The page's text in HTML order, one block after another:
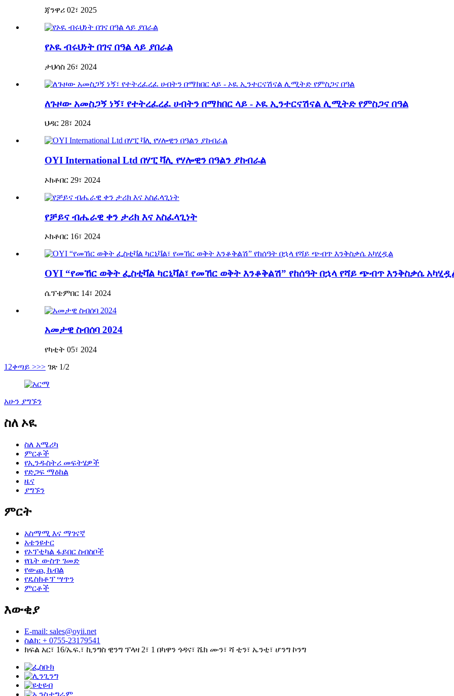
ጃንዋሪ 02፣ 2025
የኦዪ ብሩህነት በገና በዓል ላይ ያበራል
ታህሳስ 26፣ 2024
ለጉዞው አመስጋኝ ነኝ፣ የተትረፈረፈ ሀብትን በማክበር ላይ - ኦዪ ኢንተርናሽናል ሊሚትድ የምስጋና በዓል
ህዳር 28፣ 2024
OYI International Ltd በሃፒ ቫሊ የሃሎዊን በዓልን ያከብራል
ኦክቶበር 29፣ 2024
የቻይና ብሔራዊ ቀን ታሪክ እና አስፈላጊነት
ኦክቶበር 16፣ 2024
OYI “የመኸር ወቅት ፌስቲቫል ካርኒቫል፣ የመኸር ወቅት እንቆቅልሽ” የከሰዓት በኋላ የሻይ ጭብጥ እንቅስቃሴ
ሴፕቴምበር 14፣ 2024
አመታዊ ስብሰባ 2024
የካቲት 05፣ 2024
1 2ቀጣይ >>> ገጽ 1/2
አሁን ያግኙን
ስለ ኦዪ
ስለ አሜሪካ
ምርቶች
የኢንዱስትሪ መፍትሄዎች
የድጋፍ ማዕከል
ዜና
ያግኙን
ምርት
አስማሚ እና ማገናኛ
አቴንዩተር
የኦፕቲካል ፋይበር ስብስቦች
የቤት ውስጥ ገመድ
የውጪ ኬብል
የዴስክቶፕ ሣጥን
ምርቶች
እውቂያ
E-mail: sales@oyii.net
ስልክ: + 0755-23179541
ክፍል አር፣ 16/ኤፍ.፣ ኪንግስ ዊንግ ፕላዛ 2፣ 1 በካዋን ጎዳና፣ ሼክ ሙን፣ ሻ ቲን፣ ኤንቲ፣ ሆንግ ኮንግ